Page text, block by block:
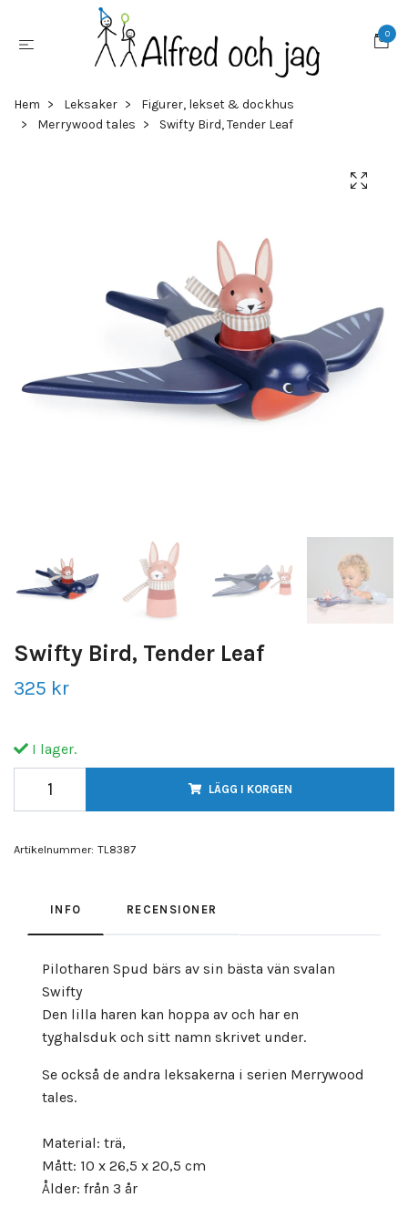
0
Hem Leksaker
Figurer, lekset & dockhus
Merrywood tales
Swifty Bird, Tender Leaf
Swifty Bird, Tender Leaf
325 kr
I lager.
LÄGG I KORGEN
Artikelnummer: TL8387
INFO RECENSIONER
Pilotharen Spud bärs av sin bästa vän svalan
Swifty
Den lilla haren kan hoppa av och har en
tyghalsduk och sitt namn skrivet under.
Se också de andra leksakerna i serien Merrywood
tales.
Material: trä,
Mått: 10 x 26,5 x 20,5 cm
Ålder: från 3 år